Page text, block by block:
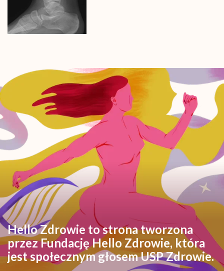
Hello Zdrowie to strona tworzona
przez Fundację Hello Zdrowie, która
jest społecznym głosem USP Zdrowie.